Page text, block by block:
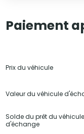
Paiement
Prix du véhicule
Valeur du véhicule
Solde du prêt du véhicule
d'échange